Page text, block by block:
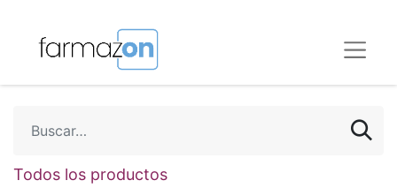
Todos los productos